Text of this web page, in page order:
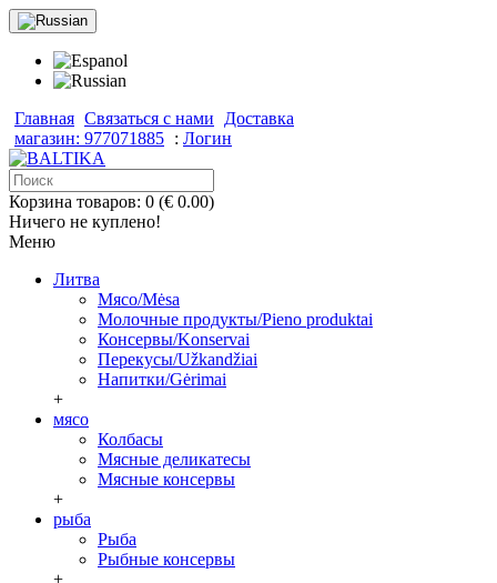
Главная Связаться с нами
Доставка
магазин: 977071885 : Логин
Корзина товаров: 0 (€ 0.00)
Ничего не куплено!
Меню
Литва
Мясо/Mėsa
Молочные продукты/Pieno produktai
Консервы/Konservai
Перекусы/Užkandžiai
Напитки/Gėrimai
+
мясо
Колбасы
Мясные деликатесы
Мясные консервы
+
рыба
Рыба
Рыбные консервы
+